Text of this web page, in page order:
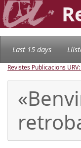
Last 15 days
Revistes Publicacions